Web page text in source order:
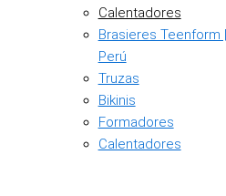
Calentadores
Brasieres Teenform
Perú
Truzas
Bikinis
Formadores
Calentadores